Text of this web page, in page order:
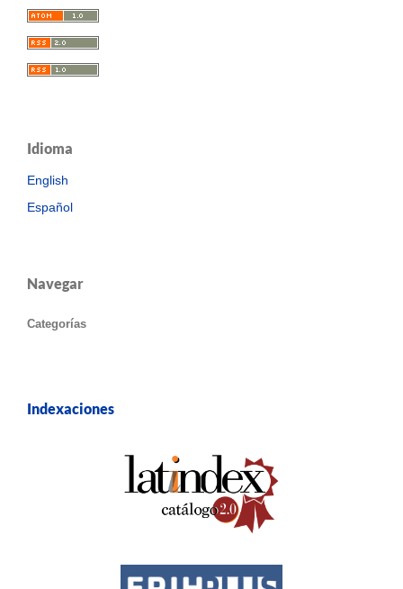
Idioma
English
Español
Navegar
Categorías
Indexaciones